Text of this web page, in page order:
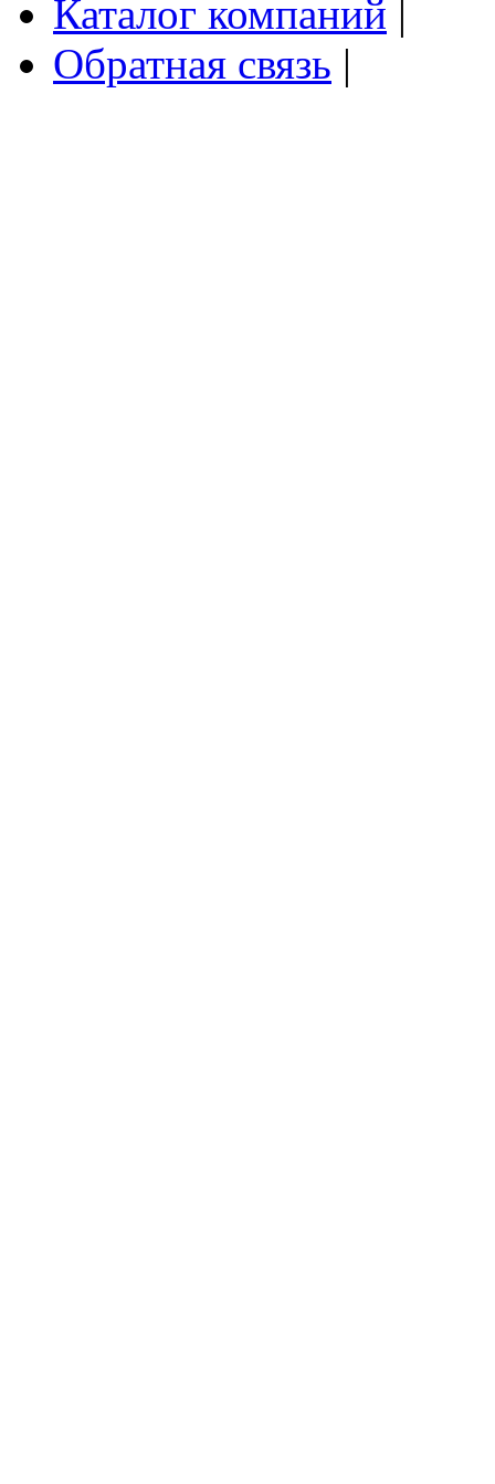
Каталог компаний
Обратная связь |